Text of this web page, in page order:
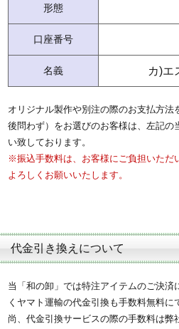
形態
口座番号
名義 カ)エ
オリジナル製作や別注の際のお支払方法
後問わず）をお選びのお客様は、左記の
い致しております。
※振込手数料は、お客様にご負担いただ
よろしくお願いいたします。
代金引き換えについて
当「和の卸」では特注アイテムのご決済
くヤマト運輸の代金引換も手数料無料に
尚、代金引換サービスの際の手数料は弊